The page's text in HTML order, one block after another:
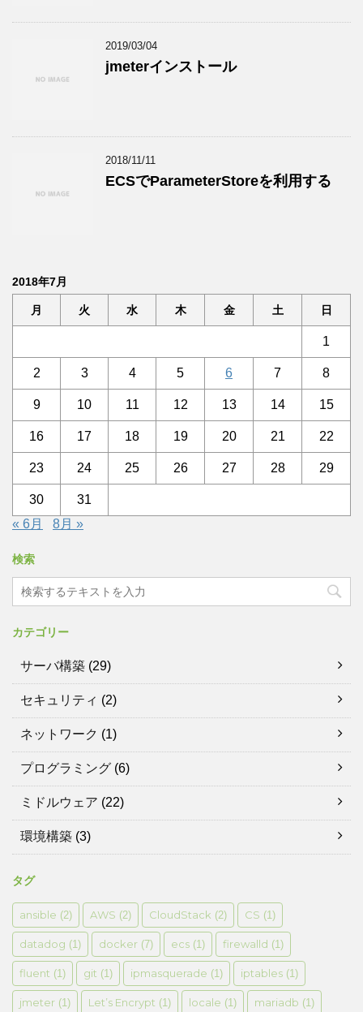
2019/03/04
jmeterインストール
2018/11/11
ECSでParameterStoreを利用する
2018年7月
月 火 水 木 金 土 日
1
2 3 4 5 6 7 8
9 10 11 12 13 14 15
16 17 18 19 20 21 22
23 24 25 26 27 28 29
30
31
« 6月
8月 »
検索
カテゴリー
サーバ構築 (29)
セキュリティ (2)
ネットワーク (1)
プログラミング (6)
ミドルウェア (22)
環境構築 (3)
タグ
ansible (2) AWS (2) CloudStack (2) CS (1)
datadog (1) docker (7) ecs (1) firewalld (1)
fluent (1) git (1) ipmasquerade (1) iptables (1)
jmeter (1) Let’s Encrypt (1) locale (1) mariadb (1)